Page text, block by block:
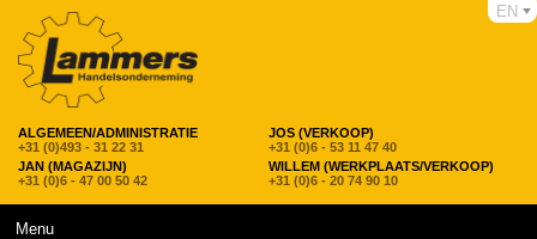
ALGEMEEN/ADMINISTRATIE
+31 (0)493 - 31 22 31
JOS (VERKOOP)
+31 (0)6 - 53 11 47 40
JAN (MAGAZIJN)
+31 (0)6 - 47 00 50 42
WILLEM (WERKPLAATS/VERKOOP)
+31 (0)6 - 20 74 90 10
EN
Menu